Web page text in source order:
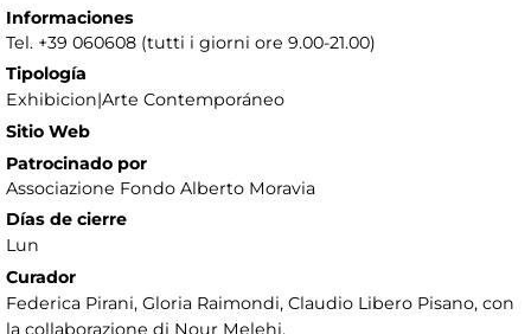
Informaciones
Tel. +39 060608 (tutti i giorni ore 9.00-21.00)
Tipología
Exhibicion|Arte Contemporáneo
Sitio Web
Patrocinado por
Associazione Fondo Alberto Moravia
Días de cierre
Lun
Curador
Federica Pirani, Gloria Raimondi, Claudio Libero Pisano, con
la collaborazione di Nour Melehi.